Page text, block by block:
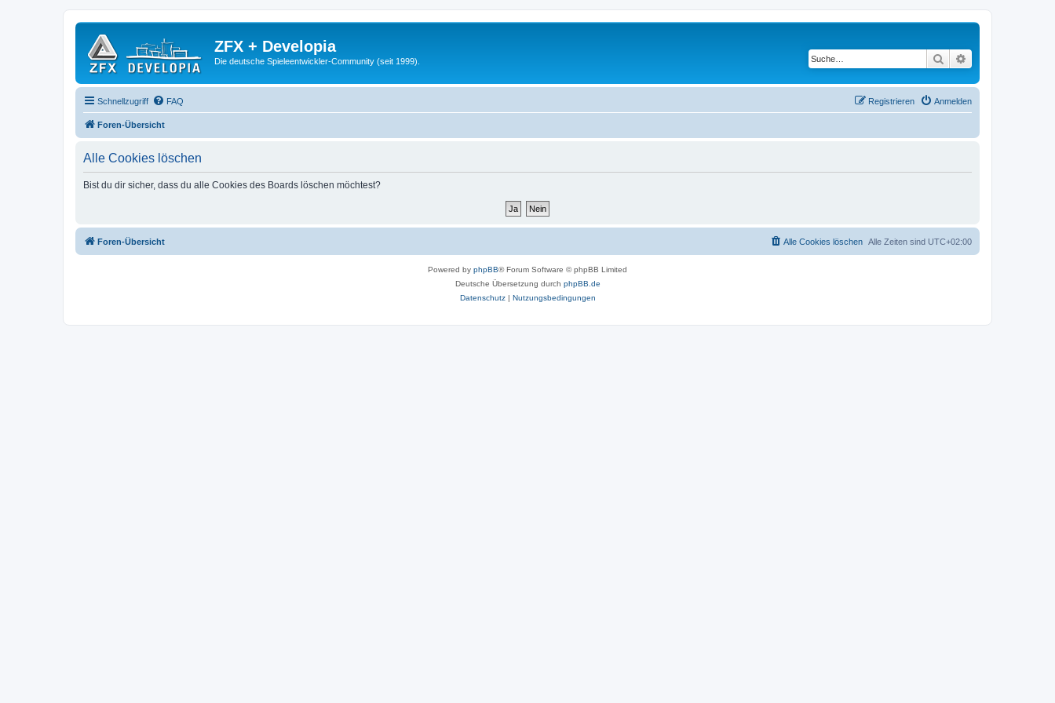
ZFX + Developia
Die deutsche Spieleentwickler-Community (seit 1999). Suche
Schnellzugriff FAQ Anmelden
Registrieren
Foren-Übersicht
Alle Cookies löschen
Bist du dir sicher, dass du alle Cookies des Boards löschen möchtest?
Foren-Übersicht Alle Zeiten sind UTC+02:00
Alle Cookies löschen
Powered by phpBB® Forum Software © phpBB Limited
Deutsche Übersetzung durch phpBB.de
Datenschutz| Nutzungsbedingungen